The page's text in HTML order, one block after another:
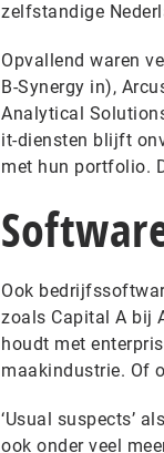
zelfstandige
Opvallend waren
B-Synergy in),
Analytical
it-diensten blijft
met hun portfolio.
Ook
zoals Capital A bij
houdt met
maakindustrie. Of
‘Usual suspects’
ook onder veel